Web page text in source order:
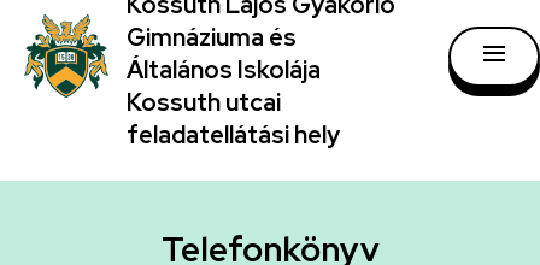
Lajos
Gyakorló
Gimnáziuma
Általános
Gimnáziuma és
Általános Iskolája
Kossuth utcai
feladatellátási hely
Telefonkönyv